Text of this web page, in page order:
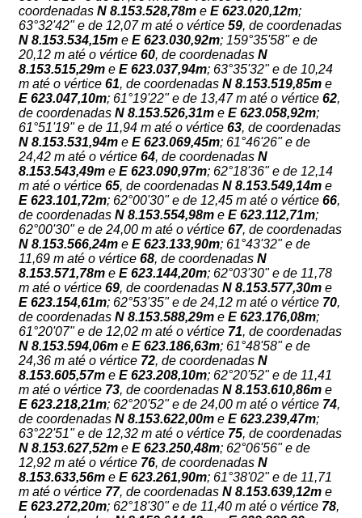
coordenadas N 8.153.528,78m e E 623.020,12m;
63°32'42" e de 12,07 m até o vértice 59, de coordenadas
N 8.153.534,15m e E 623.030,92m; 159°35'58" e de
20,12 m até o vértice 60, de coordenadas N
8.153.515,29m e E 623.037,94m; 63°35'32" e de 10,24
m até o vértice 61, de coordenadas N 8.153.519,85m e
E 623.047,10m; 61°19'22" e de 13,47 m até o vértice 62,
de coordenadas N 8.153.526,31m e E 623.058,92m;
61°51'19" e de 11,94 m até o vértice 63, de coordenadas
N 8.153.531,94m e E 623.069,45m; 61°46'26" e de
24,42 m até o vértice 64, de coordenadas N
8.153.543,49m e E 623.090,97m; 62°18'36" e de 12,14
m até o vértice 65, de coordenadas N 8.153.549,14m e
E 623.101,72m; 62°00'30" e de 12,45 m até o vértice 66,
de coordenadas N 8.153.554,98m e E 623.112,71m;
62°00'30" e de 24,00 m até o vértice 67, de coordenadas
N 8.153.566,24m e E 623.133,90m; 61°43'32" e de
11,69 m até o vértice 68, de coordenadas N
8.153.571,78m e E 623.144,20m; 62°03'30" e de 11,78
m até o vértice 69, de coordenadas N 8.153.577,30m e
E 623.154,61m; 62°53'35" e de 24,12 m até o vértice 70,
de coordenadas N 8.153.588,29m e E 623.176,08m;
61°20'07" e de 12,02 m até o vértice 71, de coordenadas
N 8.153.594,06m e E 623.186,63m; 61°48'58" e de
24,36 m até o vértice 72, de coordenadas N
8.153.605,57m e E 623.208,10m; 62°20'52" e de 11,41
m até o vértice 73, de coordenadas N 8.153.610,86m e
E 623.218,21m; 62°20'52" e de 24,00 m até o vértice 74,
de coordenadas N 8.153.622,00m e E 623.239,47m;
63°22'51" e de 12,32 m até o vértice 75, de coordenadas
N 8.153.627,52m e E 623.250,48m; 62°06'56" e de
12,92 m até o vértice 76, de coordenadas N
8.153.633,56m e E 623.261,90m; 61°38'02" e de 11,71
m até o vértice 77, de coordenadas N 8.153.639,12m e
E 623.272,20m; 62°18'30" e de 11,40 m até o vértice 78,